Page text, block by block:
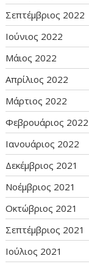
Σεπτέμβριος 2022
Ιούνιος 2022
Μάιος 2022
Απρίλιος 2022
Μάρτιος 2022
Φεβρουάριος 2022
Ιανουάριος 2022
Δεκέμβριος 2021
Νοέμβριος 2021
Οκτώβριος 2021
Σεπτέμβριος 2021
Ιούλιος 2021